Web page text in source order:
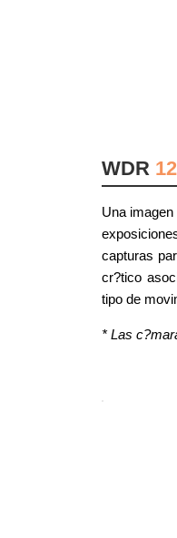
WDR
Una
capturas
cr?tico
tipo de
* Las